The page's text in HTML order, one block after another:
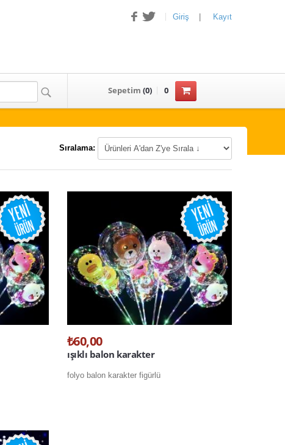
Giriş Kayıt
Sepetim (0) 0
Sıralama:
₺60,00
ışıklı balon karakter
folyo balon karakter figürlü